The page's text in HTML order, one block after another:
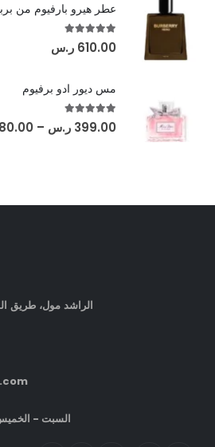
عطر هيرو بارفيوم من
5.00
out of 5
610.00 ر.س
مس ديور ادو برفيوم
5.00
out of 5
399.00 ر.س –
الراشد مول، طريق
السبت - الخميس/ 9:00 صباحًا -